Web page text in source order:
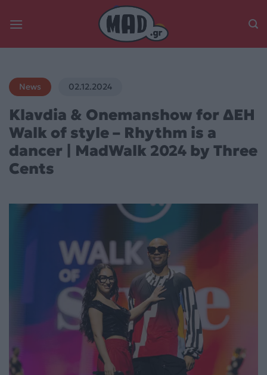
News 02.12.2024
Klavdia & Onemanshow for ΔΕΗ
Walk of style – Rhythm is a
dancer | MadWalk 2024 by Three
Cents